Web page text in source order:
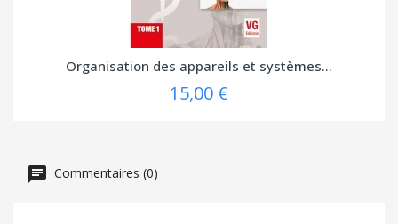
Organisation des appareils et systèmes...
15,00 €
Commentaires (0)